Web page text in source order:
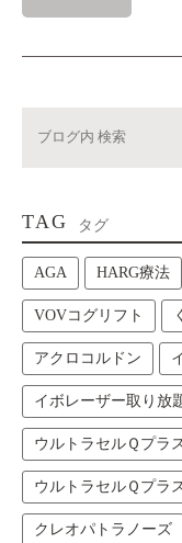
TAG タグ
AGA HARG療法
VOVコグリフト
アクロコルドン
イボレーザー取り放
ウルトラセルＱプラ
ウルトラセルＱプラ
クレオパトラノーズ